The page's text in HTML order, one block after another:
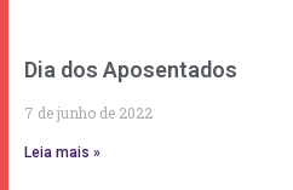
Dia dos Aposentados
7 de junho de 2022
Leia mais »